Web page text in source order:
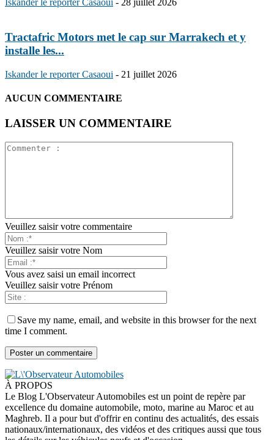
Iskander le reporter Casaoui - 28 juillet 2026
Tractafric Motors met le cap sur Marrakech et y
installe les...
Iskander le reporter Casaoui - 21 juillet 2026
AUCUN COMMENTAIRE
LAISSER UN COMMENTAIRE
Veuillez saisir votre commentaire
Veuillez saisir votre Nom
Vous avez saisi un email incorrect
Veuillez saisir votre Prénom
Save my name, email, and website in this browser for the next
time I comment.
À PROPOS
Le Blog L'Observateur Automobiles est un point de repère par
excellence du domaine automobile, moto, marine au Maroc et au
Maghreb. Il a pour but d'offrir en continu des actualités, des essais
nationaux/internationaux, des vidéos et des critiques aussi que tous